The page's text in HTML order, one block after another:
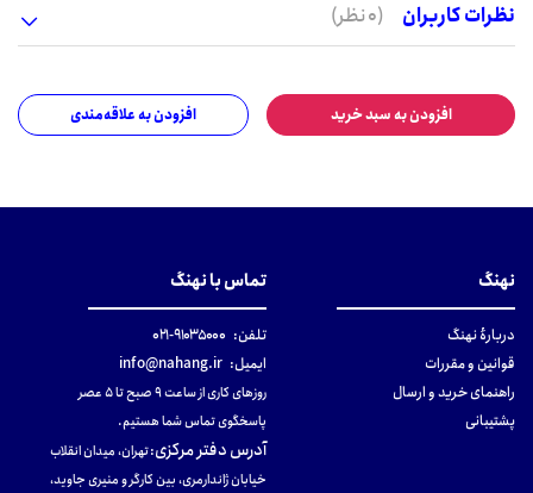
نظرات کاربران
(0 نظر)
افزودن به سبد خرید افزودن به علاقه‌مندی
نهنگ
دربارهٔ نهنگ
قوانین و مقررات
راهنمای خرید و ارسال
پشتیبانی
تماس با نهنگ
تلفن: ۹۱۰۳۵۰۰۰-۰۲۱
ایمیل: info@nahang.ir
روزهای کاری از ساعت ۹ صبح تا ۵ عصر
پاسخگوی تماس شما هستیم.
آدرس دفتر مرکزی:تهران، میدان انقلاب
خیابان ژاندارمری، بین کارگر و منیری جاوید،